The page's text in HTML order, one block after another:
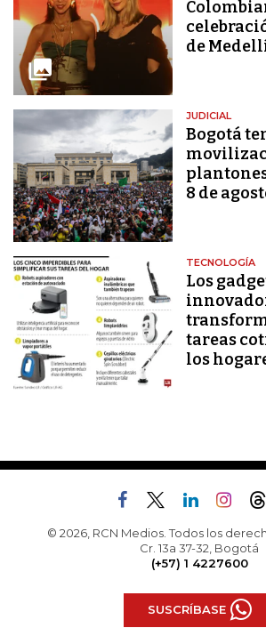
de
JUDICIAL
Bogotá
8 de
TECNOLOGÍA
Los
tareas
los
© 2026, RCN Medios. Todos los
Cr. 13a 37-32, Bogotá
(+57) 1 4227600
SUSCRÍBASE